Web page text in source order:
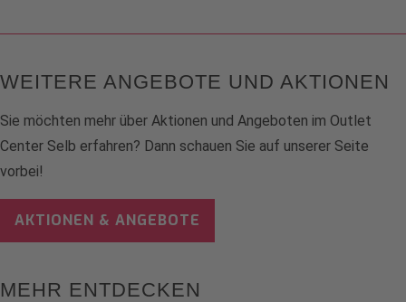
WEITERE ANGEBOTE UND AKTIONEN
Sie möchten mehr über Aktionen und Angeboten im Outlet
Center Selb erfahren? Dann schauen Sie auf unserer Seite
vorbei!
AKTIONEN & ANGEBOTE
MEHR ENTDECKEN